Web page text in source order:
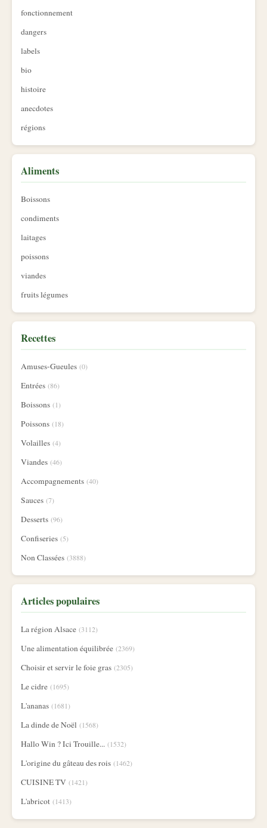
fonctionnement
dangers
labels
bio
histoire
anecdotes
régions
Aliments
Boissons
condiments
laitages
poissons
viandes
fruits légumes
Recettes
Amuses-Gueules (0)
Entrées (86)
Boissons (1)
Poissons (18)
Volailles (4)
Viandes (46)
Accompagnements (40)
Sauces (7)
Desserts (96)
Confiseries (5)
Non Classées (3888)
Articles populaires
La région Alsace (3112)
Une alimentation équilibrée (2369)
Choisir et servir le foie gras (2305)
Le cidre (1695)
L'ananas (1681)
La dinde de Noël (1568)
Hallo Win ? Ici Trouille... (1532)
L'origine du gâteau des rois (1462)
CUISINE TV (1421)
L'abricot (1413)